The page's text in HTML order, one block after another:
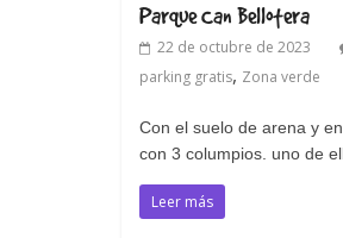
Parque Can Bellotera
22 de octubre de 2023
parking gratis, Zona verde
Con el suelo de arena y
con 3 columpios. uno de
Leer más